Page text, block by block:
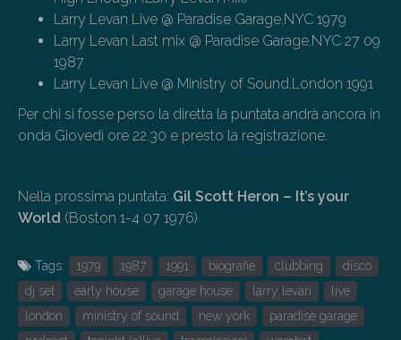
Larry Levan Live @ Paradise Garage,NYC 1979
Larry Levan Last mix @ Paradise Garage,NYC 27 09
1987
Larry Levan Live @ Ministry of Sound,London 1991
Per chi si fosse perso la diretta la puntata andrà ancora in
onda Giovedì ore 22.30 e presto la registrazione.
Nella prossima puntata: Gil Scott Heron – It’s your
World (Boston 1-4 07 1976)
Tags: 1979 1987 1991 biografie clubbing
disco
dj set
early house garage house larry levan
live
london
ministry of sound new york
paradise garage